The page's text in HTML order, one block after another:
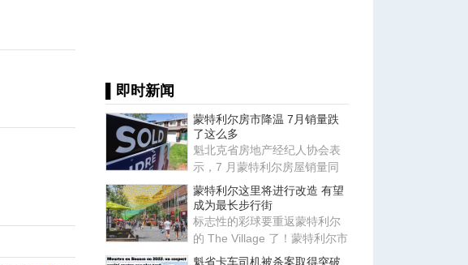
▌即时新闻
蒙特利尔房市降温 7月销量跌
了这么多
魁北克省房地产经纪人协会表
示，7 月蒙特利尔房屋销量同
比下降 10%，房地产市场出现
降
蒙特利尔这里将进行改造 有望
成为最长步行街
标志性的彩球要重返蒙特利尔
的 The Village 了！蒙特利尔市
长 Soraya Martinez Ferrad
魁省卡车司机被杀案取得突破